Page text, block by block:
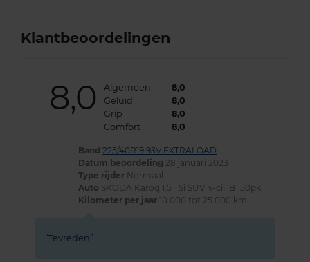
Klantbeoordelingen
8,0 Algemeen
8,0
Geluid
8,0
Grip
8,0
Comfort
8,0
Band 225/40R19 93V EXTRALOAD
Datum beoordeling 28 januari 2023
Type rijder Normaal
Auto SKODA Karoq 1.5 TSi SUV 4-cil. B 150pk
Kilometer per jaar 10.000 tot 25.000 km
Tevreden